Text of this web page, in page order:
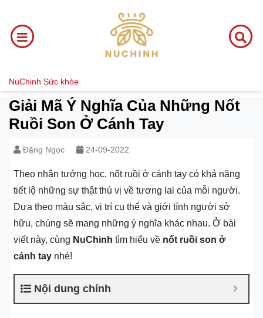
NuChinh Sức khỏe
Giải Mã Ý Nghĩa Của Những Nốt
Ruồi Son Ở Cánh Tay
Đặng Ngọc 24-09-2022
Theo nhân tướng học, nốt ruồi ở cánh tay có khả năng
tiết lộ những sự thật thú vị về tương lai của mỗi người.
Dựa theo màu sắc, vị trí cụ thể và giới tính người sở
hữu, chúng sẽ mang những ý nghĩa khác nhau. Ở bài
viết này, cùng NuChinh tìm hiểu về nốt ruồi son ở
cánh tay nhé!
Nội dung chính